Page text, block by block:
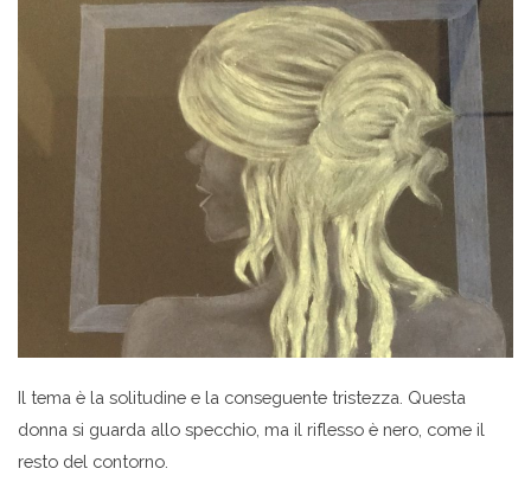
Il tema è la solitudine e la conseguente tristezza. Questa
donna si guarda allo specchio, ma il riflesso è nero, come il
resto del contorno.